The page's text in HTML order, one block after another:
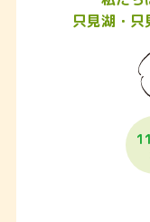
只見湖・只